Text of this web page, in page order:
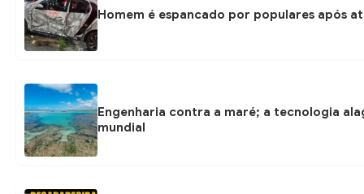
Homem é espancado por populares após
Engenharia contra a maré; a tecnologia
mundial